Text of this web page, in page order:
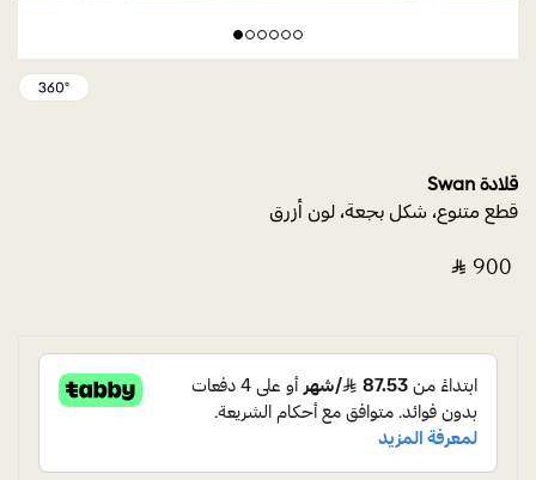
قلادة Swan
قطع متنوع، شكل بجعة، لون أزرق
‎ ⃁ ⁦900⁩ ‎